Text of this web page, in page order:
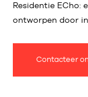
Residentie ECho:
ontworpen door
Contacteer